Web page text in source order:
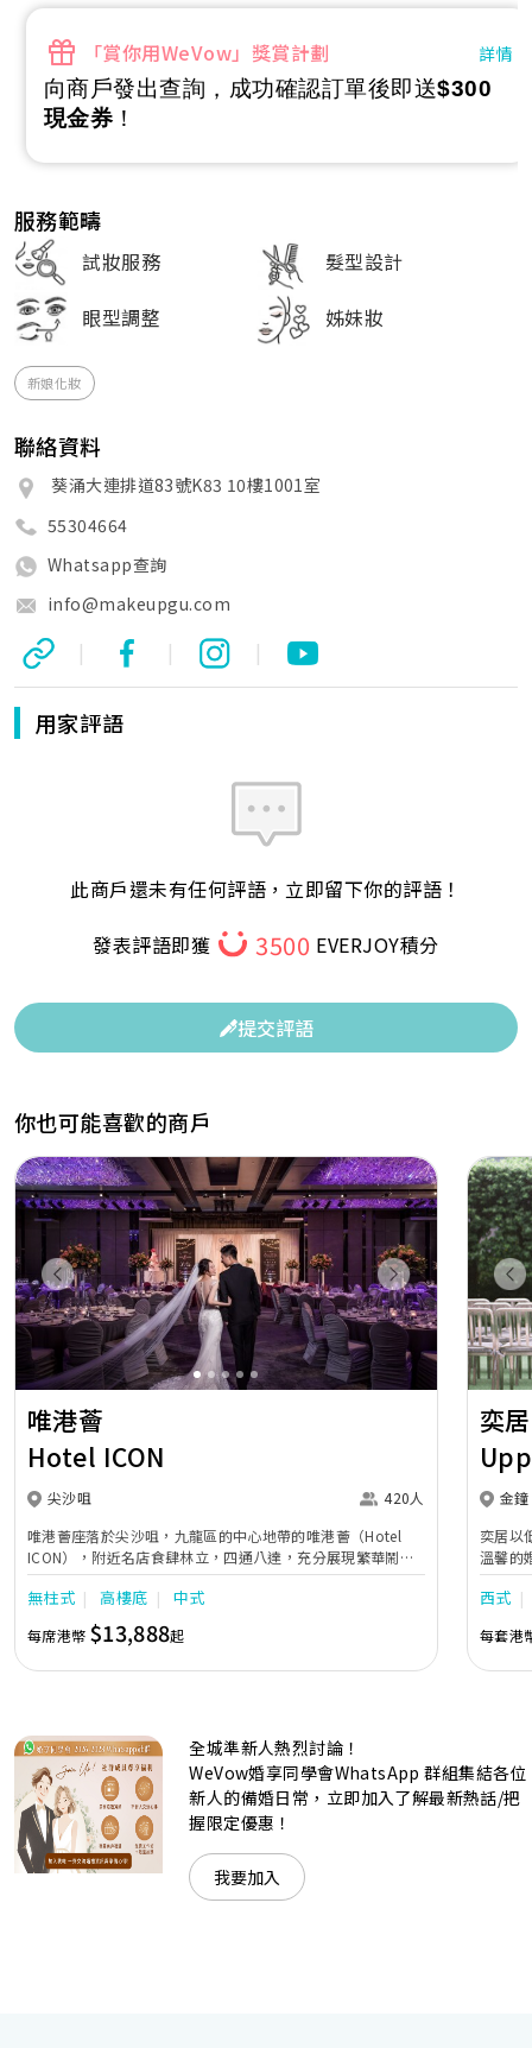
「賞你用WeVow」獎賞計劃 詳情
向商戶發出查詢，成功確認訂單後即送$300
現金券 ！
服務範疇
試妝服務
髮型設計
眼型調整
姊妹妝
新娘化妝
聯絡資料
葵涌大連排道83號K83 10樓1001室
55304664
Whatsapp查詢
info@makeupgu.com
| | |
用家評語
此商戶還未有任何評語，立即留下你的評語！
發表評語即獲
3500 EVERJOY積分
提交評語
你也可能喜歡的商戶
Previous Next
唯港薈
Hotel ICON
尖沙咀
420人
唯港薈座落於尖沙咀，九龍區的中心地帶的唯港薈（Hotel
ICON），附近名店食肆林立，四通八達，充分展現繁華鬧巿
中的活力個性，成為一眾準新人舉辦婚宴的熱門之選。專業團
隊由策劃統籌至所有婚宴每個細節，唯港薈都力臻完美，保證
讓您留下獨特的醉人回憶。 擁有時尚高樓頂的Silverbox宴會
廳，配置了全套先進的視聽影音及燈光設備配套，並採用極富
現代時尚感的水晶玻璃燈，演繹出與別不同的經典神韻。不論
準新人的個性及預算﹔保證為您打造夢寐以求的特別日子，令
賓客永誌難忘！
無柱式 高樓底 中式
每席港幣 $13,888起
奕居
金鐘
奕居以
溫馨的
團隊會
西式
每套港
全城準新人熱烈討論！
WeVow婚享同學會WhatsApp 群組集結各位
新人的備婚日常，立即加入了解最新熱話/把
握限定優惠！
我要加入